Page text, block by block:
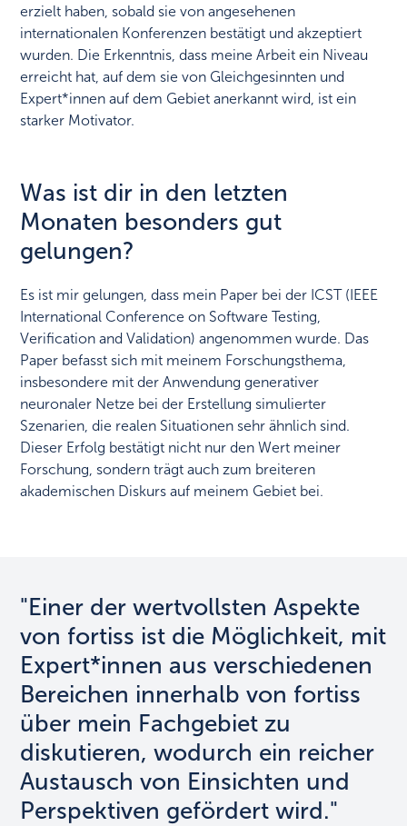
erzielt haben, sobald sie von angesehenen
internationalen Konferenzen bestätigt und akzeptiert
wurden. Die Erkenntnis, dass meine Arbeit ein Niveau
erreicht hat, auf dem sie von Gleichgesinnten und
Expert*innen auf dem Gebiet anerkannt wird, ist ein
starker Motivator.
Was ist dir in den letzten
Monaten besonders gut
gelungen?
Es ist mir gelungen, dass mein Paper bei der ICST (IEEE
International Conference on Software Testing,
Verification and Validation) angenommen wurde. Das
Paper befasst sich mit meinem Forschungsthema,
insbesondere mit der Anwendung generativer
neuronaler Netze bei der Erstellung simulierter
Szenarien, die realen Situationen sehr ähnlich sind.
Dieser Erfolg bestätigt nicht nur den Wert meiner
Forschung, sondern trägt auch zum breiteren
akademischen Diskurs auf meinem Gebiet bei.
"Einer der wertvollsten Aspekte
von fortiss ist die Möglichkeit, mit
Expert*innen aus verschiedenen
Bereichen innerhalb von fortiss
über mein Fachgebiet zu
diskutieren, wodurch ein reicher
Austausch von Einsichten und
Perspektiven gefördert wird."